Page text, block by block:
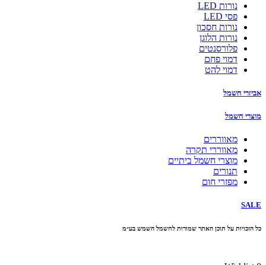
נורות LED
פסי LED
נורות חסכון
נורות הלוגן
פלורסנטים
דמוי פחם
דמוי להט
אביזרי חשמל
מוצרי חשמל
מאווררים
מאווררי תקרה
מוצרי חשמל ביתיים
תנורים
מפזרי חום
SALE
כל הזכויות על תוכן האתר שמורות לחשמל השמש בע״מ